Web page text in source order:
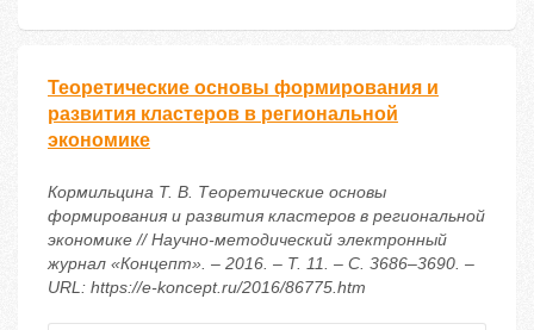
Теоретические основы формирования и
развития кластеров в региональной
экономике
Кормильцина Т. В. Теоретические основы
формирования и развития кластеров в региональной
экономике // Научно-методический электронный
журнал «Концепт». – 2016. – Т. 11. – С. 3686–3690. –
URL: https://e-koncept.ru/2016/86775.htm